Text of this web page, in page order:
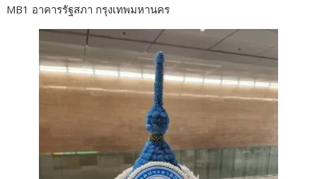
MB1 อาคารรัฐสภา กรุงเทพมหานคร